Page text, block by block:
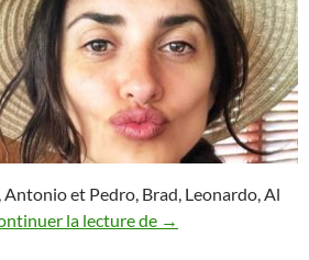
Antonio et Pedro, Brad, Leonardo, Al
la lecture de Festival de Cannes
→